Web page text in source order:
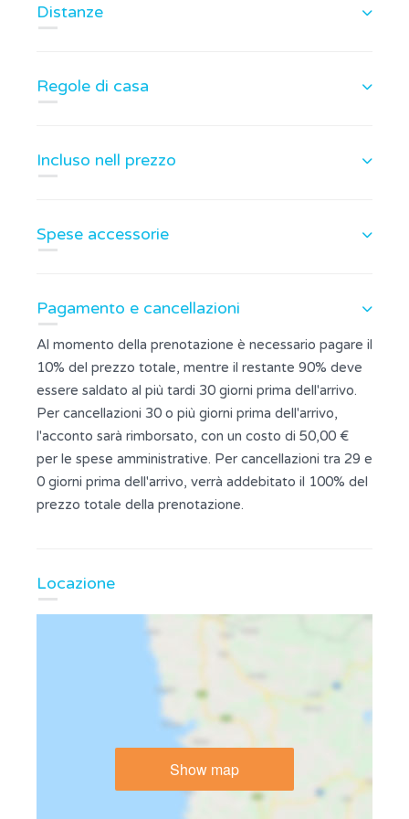
Distanze
Regole di casa
Incluso nell prezzo
Spese accessorie
Pagamento e cancellazioni
Al momento della prenotazione è necessario pagare il
10% del prezzo totale, mentre il restante 90% deve
essere saldato al più tardi 30 giorni prima dell'arrivo.
Per cancellazioni 30 o più giorni prima dell'arrivo,
l'acconto sarà rimborsato, con un costo di 50,00 €
per le spese amministrative. Per cancellazioni tra 29 e
0 giorni prima dell'arrivo, verrà addebitato il 100% del
prezzo totale della prenotazione.
Locazione
Show map